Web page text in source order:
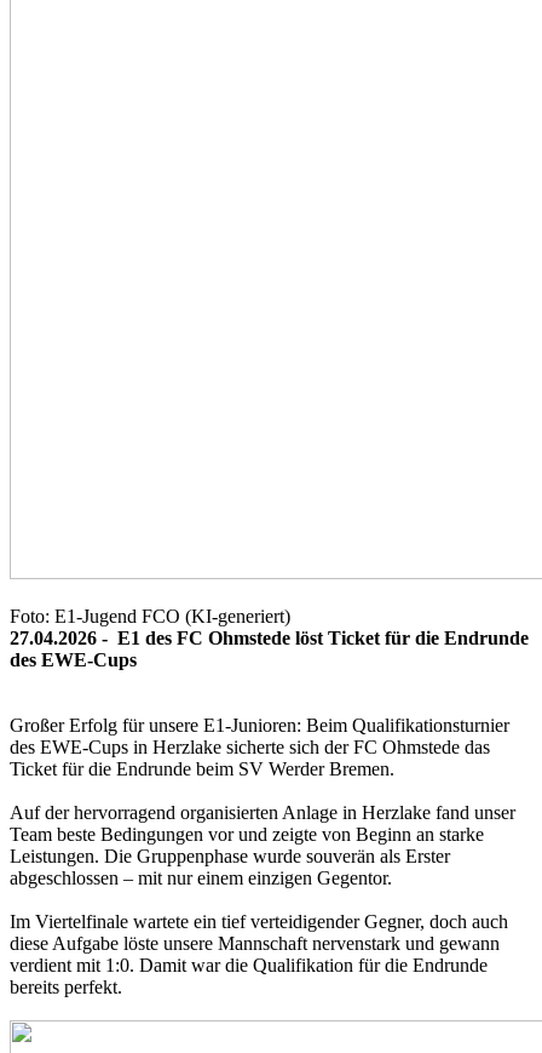
Foto: E1-Jugend FCO (KI-generiert)
27.04.2026 - E1 des FC Ohmstede löst Ticket für die Endrunde
des EWE-Cups
Großer Erfolg für unsere E1-Junioren: Beim Qualifikationsturnier
des EWE-Cups in Herzlake sicherte sich der FC Ohmstede das
Ticket für die Endrunde beim SV Werder Bremen.
Auf der hervorragend organisierten Anlage in Herzlake fand unser
Team beste Bedingungen vor und zeigte von Beginn an starke
Leistungen. Die Gruppenphase wurde souverän als Erster
abgeschlossen – mit nur einem einzigen Gegentor.
Im Viertelfinale wartete ein tief verteidigender Gegner, doch auch
diese Aufgabe löste unsere Mannschaft nervenstark und gewann
verdient mit 1:0. Damit war die Qualifikation für die Endrunde
bereits perfekt.